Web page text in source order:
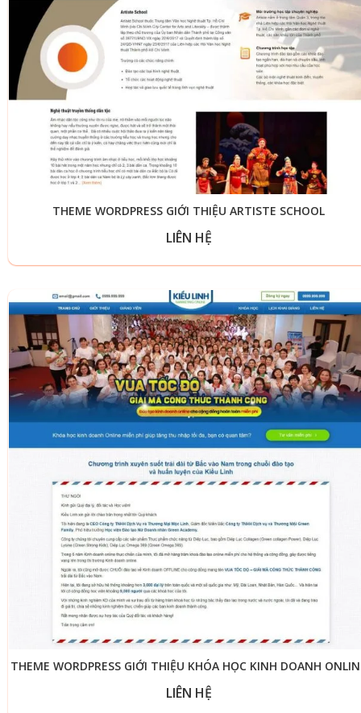
THEME WORDPRESS GIỚI THIỆU ARTISTE SCHOOL
LIÊN HỆ
THEME WORDPRESS GIỚI THIỆU KHÓA HỌC KINH DOANH
LIÊN HỆ